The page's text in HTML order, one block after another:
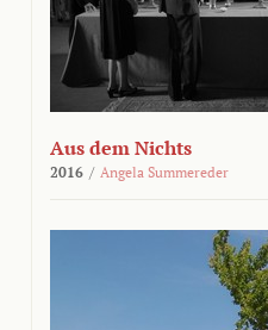
Aus dem Nichts
2016 / Angela Summereder